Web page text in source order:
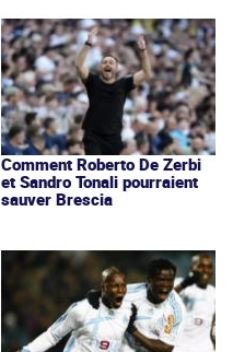
Comment Roberto De Zerbi
et Sandro Tonali pourraient
sauver Brescia